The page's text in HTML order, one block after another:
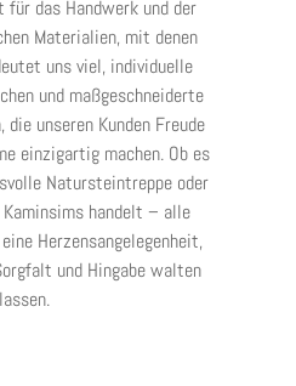
für das Handwerk und der
Materialien, mit denen
uns viel, individuelle
und maßgeschneiderte
die unseren Kunden Freude
einzigartig machen. Ob es
Natursteintreppe oder
handelt – alle
Herzensangelegenheit,
und Hingabe walten
lassen.